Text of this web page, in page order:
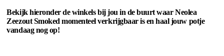
Bekijk hieronder de winkels bij jou in de buurt waar Neolea
Zeezout Smoked momenteel verkrijgbaar is en haal jouw potje
vandaag nog op!